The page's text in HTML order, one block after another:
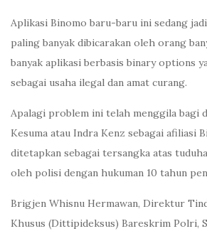
Aplikasi Binomo baru-baru ini sedang
paling banyak dibicarakan oleh orang
banyak aplikasi berbasis binary options
sebagai usaha ilegal dan amat curang.
Apalagi problem ini telah menggila bagi
Kesuma atau Indra Kenz sebagai afiliasi
ditetapkan sebagai tersangka atas
oleh polisi dengan hukuman 10 tahun
Brigjen Whisnu Hermawan, Direktur
Khusus (Dittipideksus) Bareskrim Polri,